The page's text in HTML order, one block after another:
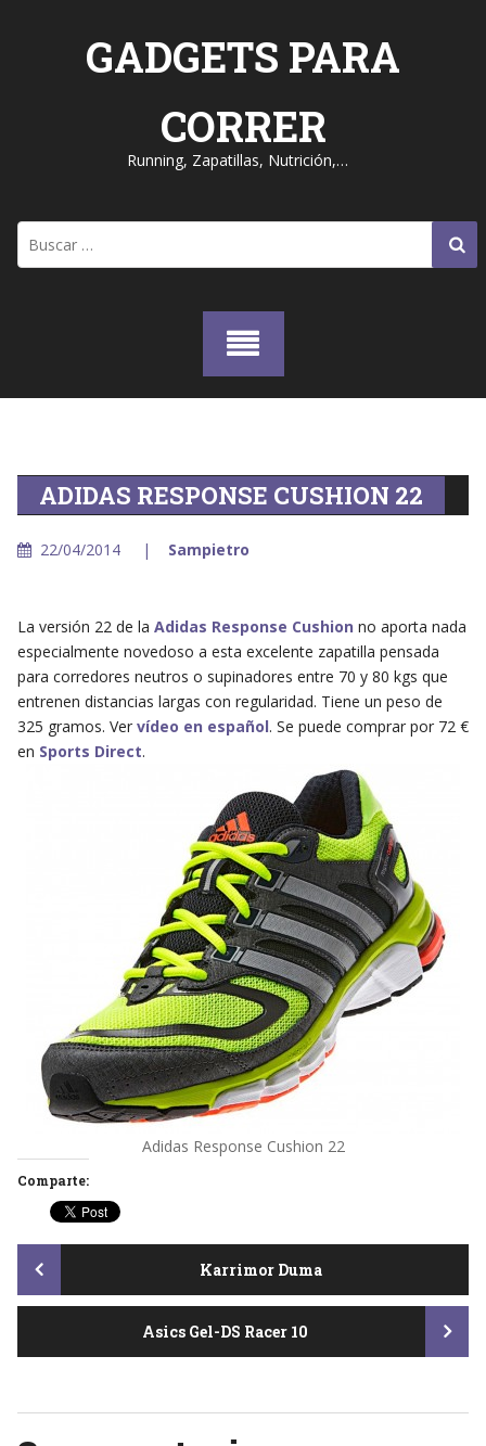
GADGETS PARA
CORRER
Running, Zapatillas, Nutrición,…
ADIDAS RESPONSE CUSHION 22
22/04/2014 Sampietro
La versión 22 de la Adidas Response Cushion no aporta nada
especialmente novedoso a esta excelente zapatilla pensada
para corredores neutros o supinadores entre 70 y 80 kgs que
entrenen distancias largas con regularidad. Tiene un peso de
325 gramos. Ver vídeo en español. Se puede comprar por 72 €
en Sports Direct.
Adidas Response Cushion 22
Comparte:
Post
navigation
Karrimor Duma
Asics Gel-DS Racer 10